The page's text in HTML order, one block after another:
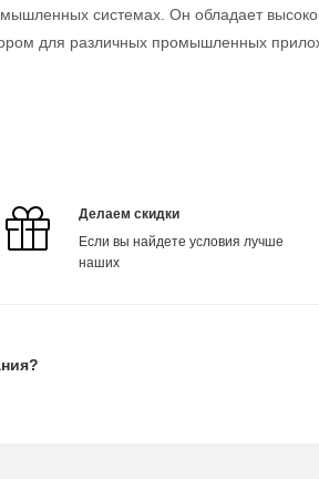
системах. Он обладает
для различных промышленных
Делаем скидки
Если вы найдете условия лучше
наших